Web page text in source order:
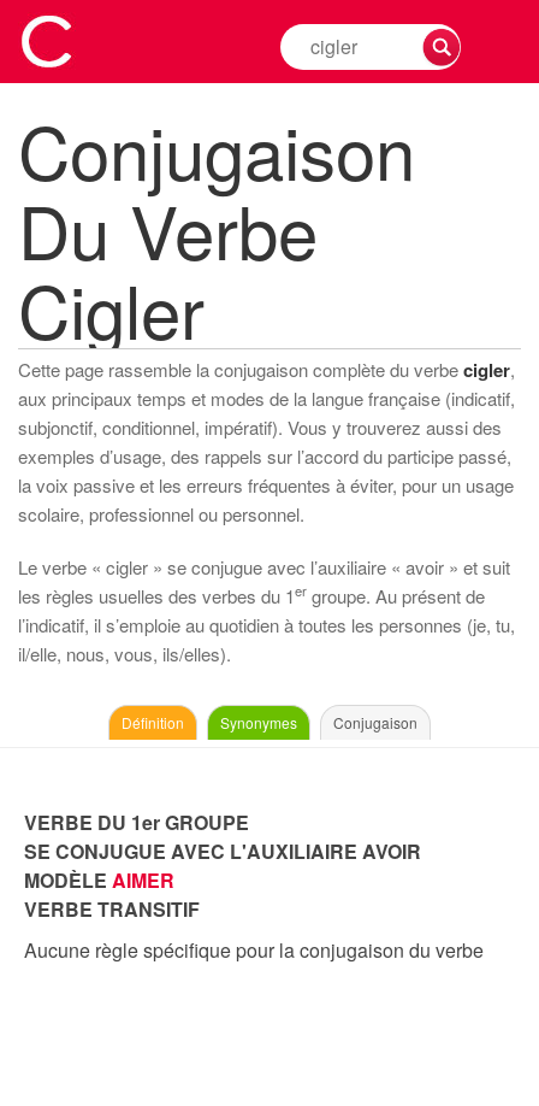
Rechercher
la
d'un
verbe
Conjugaison
Du Verbe
Cigler
Cette page rassemble la conjugaison complète du verbecigler,
aux principaux temps et modes de la langue française (indicatif,
subjonctif, conditionnel, impératif). Vous y trouverez aussi des
exemples d’usage, des rappels sur l’accord du participe passé,
la voix passive et les erreurs fréquentes à éviter, pour un usage
scolaire, professionnel ou personnel.
Le verbe « cigler » se conjugue avec l’auxiliaire « avoir » et suit
les règles usuelles des verbes du 1er groupe. Au présent de
l’indicatif, il s’emploie au quotidien à toutes les personnes (je, tu,
il/elle, nous, vous, ils/elles).
Définition Synonymes Conjugaison
VERBE DU 1er GROUPE
SE CONJUGUE AVEC L'AUXILIAIRE AVOIR
MODÈLE AIMER
VERBE TRANSITIF
Aucune règle spécifique pour la conjugaison du verbe